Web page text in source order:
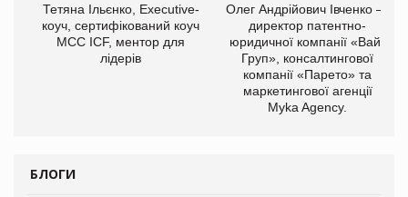
Тетяна Ільєнко, Executive-
коуч, сертифікований коуч
МСС ICF, ментор для
лідерів
Олег Андрійович Івченко —
директор патентно-
юридичної компанії «Вайз
Груп», консалтингової
компанії «Парето» та
маркетингової агенції
Myka Agency.
БЛОГИ